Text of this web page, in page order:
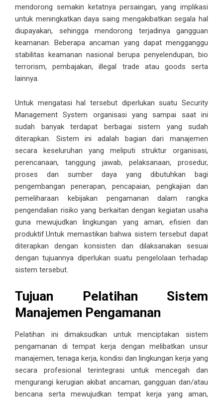
mendorong semakin ketatnya persaingan, yang implikasi
untuk meningkatkan daya saing mengakibatkan segala hal
diupayakan, sehingga mendorong terjadinya gangguan
keamanan. Beberapa ancaman yang dapat mengganggu
stabilitas keamanan nasional berupa penyelendupan, bio
terrorism, pembajakan, illegal trade atau goods serta
lainnya.
Untuk mengatasi hal tersebut diperlukan suatu Security
Management System organisasi yang sampai saat ini
sudah banyak terdapat berbagai sistem yang sudah
diterapkan. Sistem ini adalah bagian dari manajemen
secara keseluruhan yang meliputi struktur organisasi,
perencanaan, tanggung jawab, pelaksanaan, prosedur,
proses dan sumber daya yang dibutuhkan bagi
pengembangan penerapan, pencapaian, pengkajian dan
pemeliharaan kebijakan pengamanan dalam rangka
pengendalian risiko yang berkaitan dengan kegiatan usaha
guna mewujudkan lingkungan yang aman, efisien dan
produktif.Untuk memastikan bahwa sistem tersebut dapat
diterapkan dengan konsisten dan dilaksanakan sesuai
dengan tujuannya diperlukan suatu pengelolaan terhadap
sistem tersebut.
Tujuan Pelatihan Sistem
Manajemen Pengamanan
Pelatihan ini dimaksudkan untuk menciptakan sistem
pengamanan di tempat kerja dengan melibatkan unsur
manajemen, tenaga kerja, kondisi dan lingkungan kerja yang
secara profesional terintegrasi untuk mencegah dan
mengurangi kerugian akibat ancaman, gangguan dan/atau
bencana serta mewujudkan tempat kerja yang aman,